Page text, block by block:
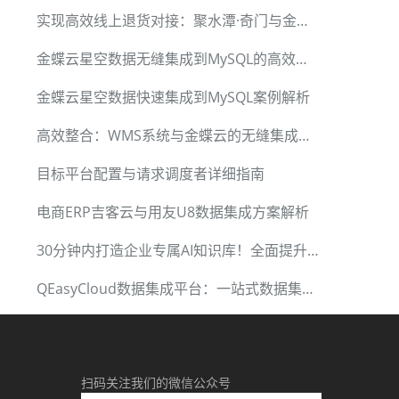
实现高效线上退货对接：聚水潭·奇门与金蝶云星空数据集成
金蝶云星空数据无缝集成到MySQL的高效方法
金蝶云星空数据快速集成到MySQL案例解析
高效整合：WMS系统与金蝶云的无缝集成实践
目标平台配置与请求调度者详细指南
电商ERP吉客云与用友U8数据集成方案解析
30分钟内打造企业专属AI知识库！全面提升企业信息化水平
QEasyCloud数据集成平台：一站式数据集成解决方案
扫码关注我们的微信公众号